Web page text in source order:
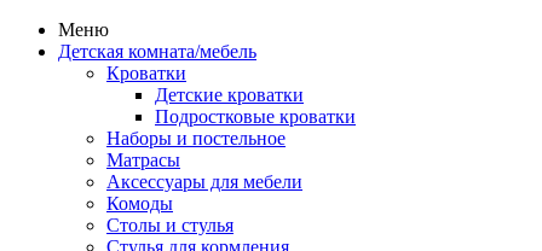
Меню
Детская комната/мебель
Кроватки
Детские кроватки
Подростковые кроватки
Наборы и постельное
Матрасы
Аксессуары для мебели
Комоды
Столы и стулья
Стулья для кормления